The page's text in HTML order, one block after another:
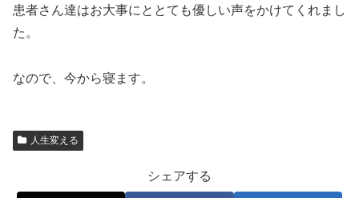
患者さん達はお大事にととても優しい声をかけてくれまし
た。
なので、今から寝ます。
人生変える
シェアする